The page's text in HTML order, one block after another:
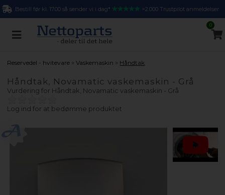
Bestill før kl. 17.00 så sender vi i dag* >2.000 Trustpilot anmeldelser
0
Reservedel - hvitevare »Vaskemaskin » Håndtak
Håndtak, Novamatic vaskemaskin - Grå
Vurdering for Håndtak, Novamatic vaskemaskin - Grå
Log ind for at bedømme produktet